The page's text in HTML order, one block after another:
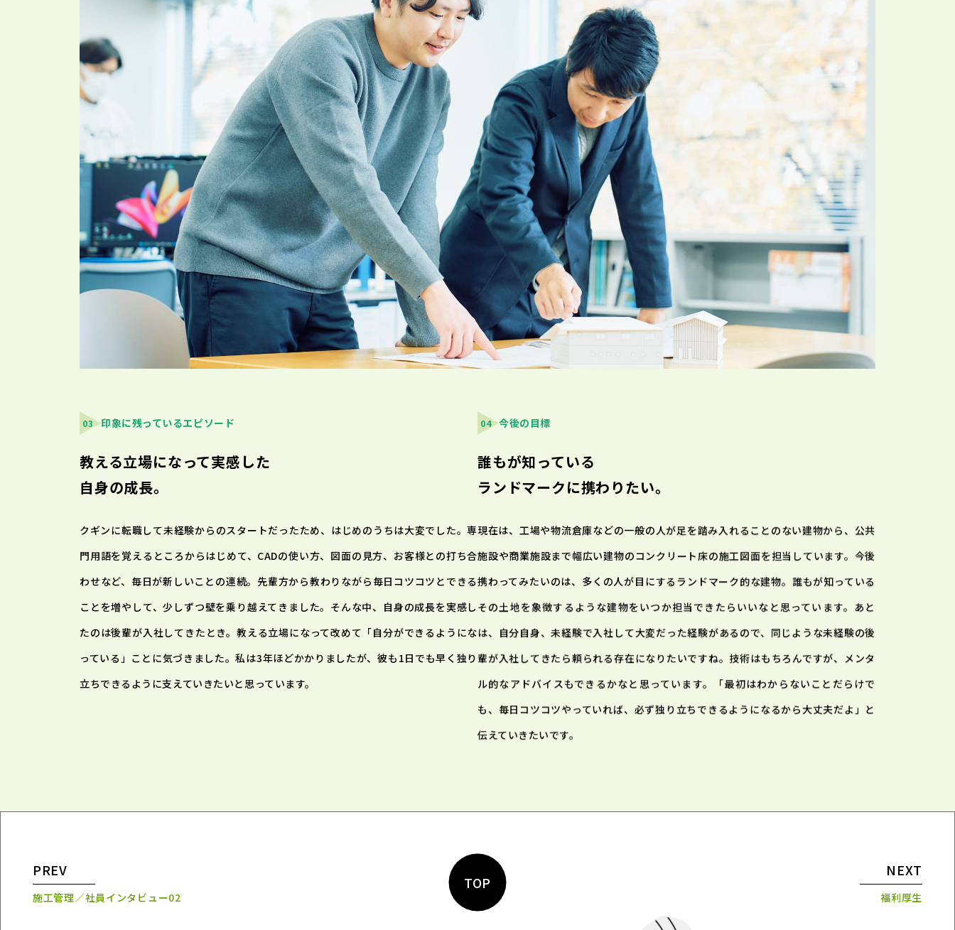
03 印象に残っているエピソード
教える立場になって実感した
自身の成長。
クギンに転職して未経験からのスタートだったため、はじめのうちは大変でした。専
門用語を覚えるところからはじめて、CADの使い方、図面の見方、お客様との打ち合
わせなど、毎日が新しいことの連続。先輩方から教わりながら毎日コツコツとできる
ことを増やして、少しずつ壁を乗り越えてきました。そんな中、自身の成長を実感し
たのは後輩が入社してきたとき。教える立場になって改めて「自分ができるようにな
っている」ことに気づきました。私は3年ほどかかりましたが、彼も1日でも早く独り
立ちできるように支えていきたいと思っています。
04 今後の目標
誰もが知っている
ランドマークに携わりたい。
現在は、工場や物流倉庫などの一般の人が足を踏み入れることのない建物から、公共
施設や商業施設まで幅広い建物のコンクリート床の施工図面を担当しています。今後
携わってみたいのは、多くの人が目にするランドマーク的な建物。誰もが知っている
その土地を象徴するような建物をいつか担当できたらいいなと思っています。あと
は、自分自身、未経験で入社して大変だった経験があるので、同じような未経験の後
輩が入社してきたら頼られる存在になりたいですね。技術はもちろんですが、メンタ
ル的なアドバイスもできるかなと思っています。「最初はわからないことだらけで
も、毎日コツコツやっていれば、必ず独り立ちできるようになるから大丈夫だよ」と
伝えていきたいです。
PREV
施工管理／社員インタビュー02
TOP
NEXT
福利厚生